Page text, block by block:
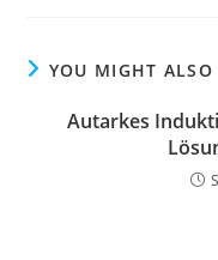
YOU MIGHT ALSO
Autarkes